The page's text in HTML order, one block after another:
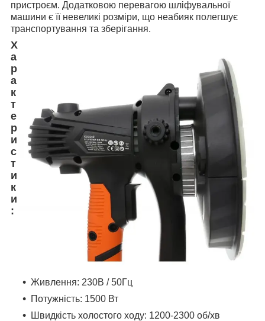
пристроєм. Додатковою перевагою шліфувальної
машини є її невеликі розміри, що неабияк полегшує
транспортування та зберігання.
Х
а
р
а
к
т
е
р
и
с
т
и
к
и
:
Живлення: 230В / 50Гц
Потужність: 1500 Вт
Швидкість холостого ходу: 1200-2300 об/хв